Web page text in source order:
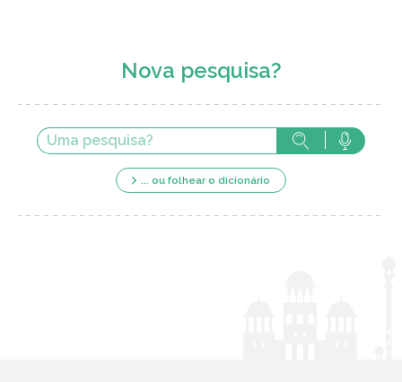
Nova pesquisa?
... ou folhear o dicionário